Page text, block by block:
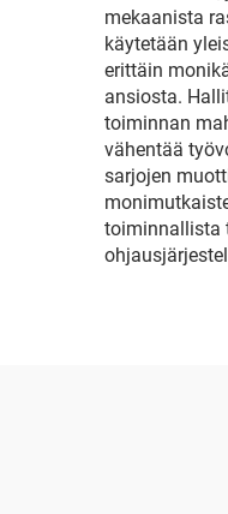
mekaanista
käytetään
erittäin
ansiosta.
toiminnan
vähentää
sarjojen
toiminnallista